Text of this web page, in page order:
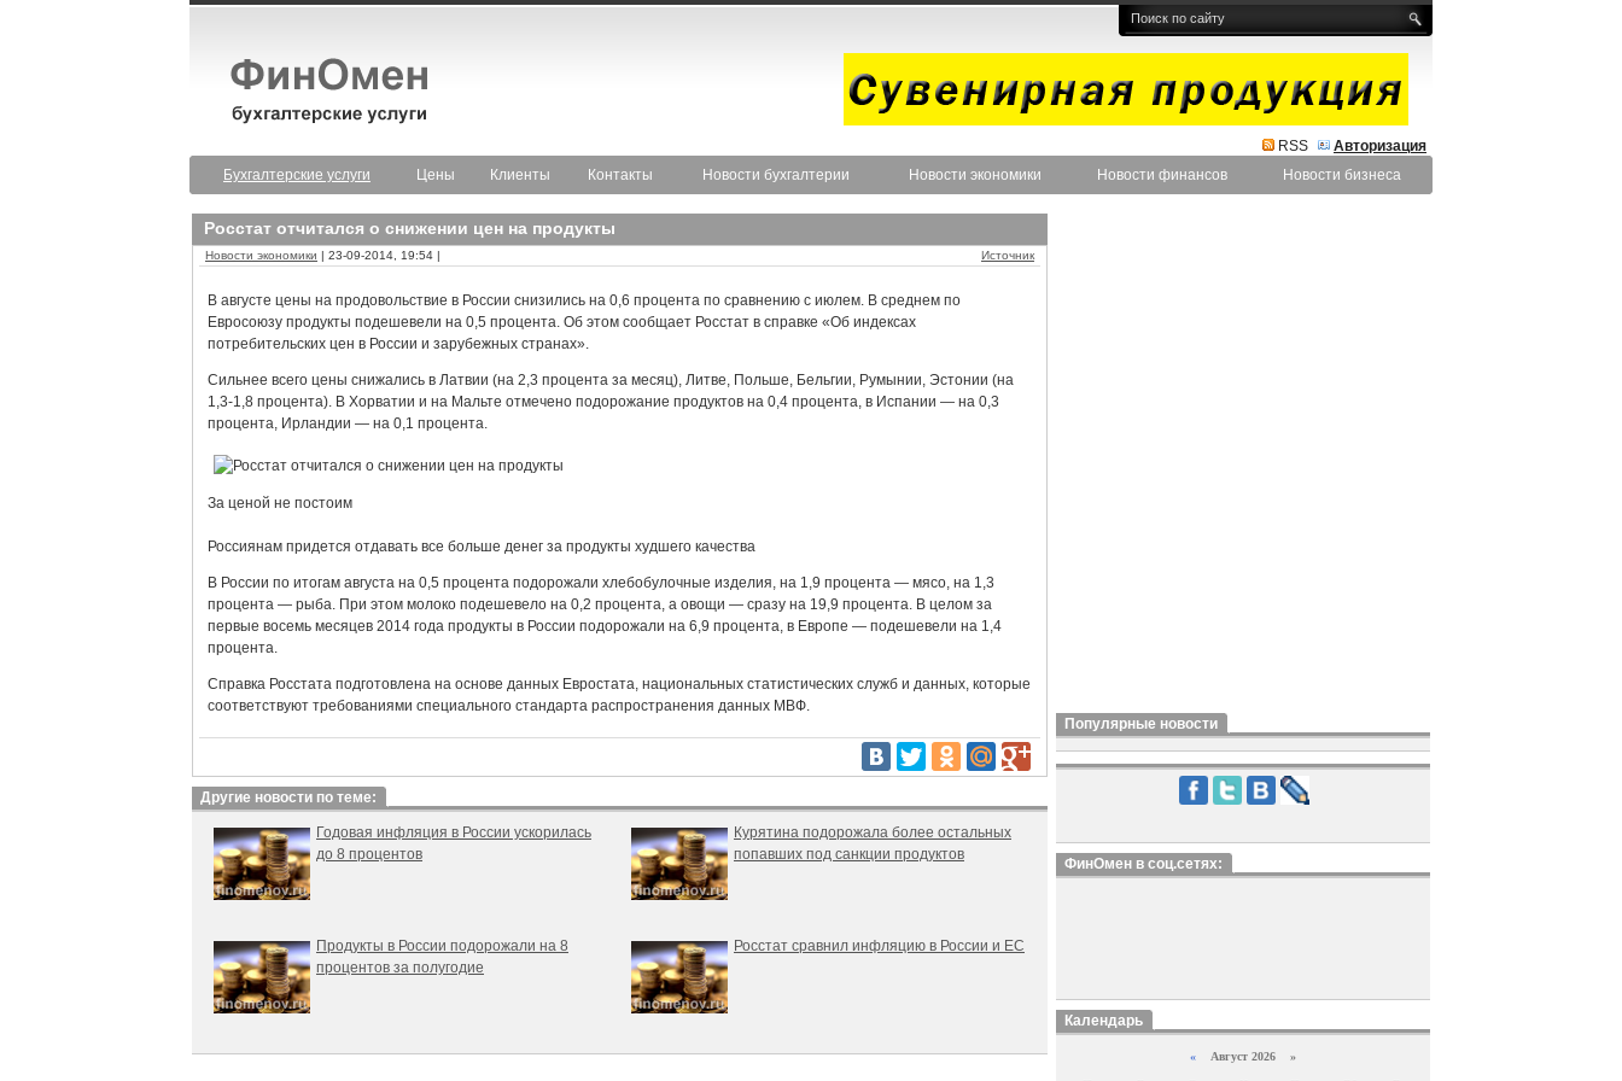
RSS
Авторизация
Бухгалтерские услуги
Цены Клиенты Контакты Новости бухгалтерии Новости экономики Новости финансов Новости бизнеса
Росстат отчитался о снижении цен на продукты
Новости экономики | 23-09-2014, 19:54 | Источник
В августе цены на продовольствие в России снизились на 0,6 процента по сравнению с июлем. В среднем по
Евросоюзу продукты подешевели на 0,5 процента. Об этом сообщает Росстат в справке «Об индексах
потребительских цен в России и зарубежных странах».
Сильнее всего цены снижались в Латвии (на 2,3 процента за месяц), Литве, Польше, Бельгии, Румынии, Эстонии (на
1,3-1,8 процента). В Хорватии и на Мальте отмечено подорожание продуктов на 0,4 процента, в Испании — на 0,3
процента, Ирландии — на 0,1 процента.
За ценой не постоим
Россиянам придется отдавать все больше денег за продукты худшего качества
В России по итогам августа на 0,5 процента подорожали хлебобулочные изделия, на 1,9 процента — мясо, на 1,3
процента — рыба. При этом молоко подешевело на 0,2 процента, а овощи — сразу на 19,9 процента. В целом за
первые восемь месяцев 2014 года продукты в России подорожали на 6,9 процента, в Европе — подешевели на 1,4
процента.
Справка Росстата подготовлена на основе данных Евростата, национальных статистических служб и данных, которые
соответствуют требованиями специального стандарта распространения данных МВФ.
Другие новости по теме:
Годовая инфляция в России ускорилась
до 8 процентов
Курятина подорожала более остальных
попавших под санкции продуктов
Продукты в России подорожали на 8
процентов за полугодие
Росстат сравнил инфляцию в России и ЕС
Популярные новости
ФинОмен в соц.сетях:
Календарь
« Август 2026 »